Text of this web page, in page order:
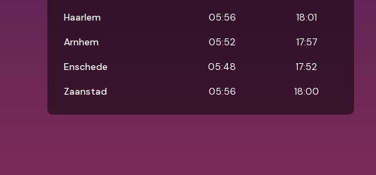
Haarlem
05:56
18:01
Arnhem
05:52
17:57
Enschede
05:48
17:52
Zaanstad
05:56 18:00